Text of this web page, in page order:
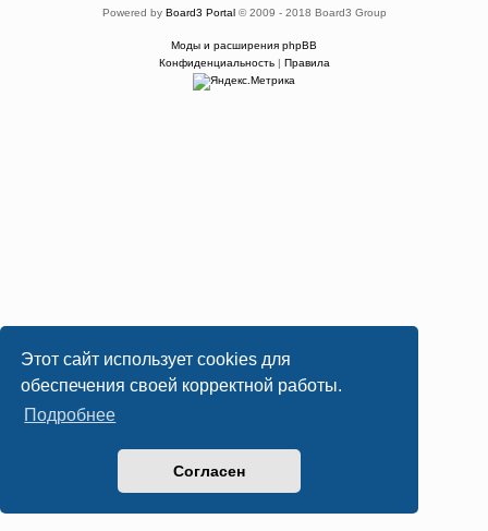
Этот сайт использует cookies для
обеспечения своей корректной работы.
Подробнее
Согласен
Powered by Board3 Portal© 2009 - 2018 Board3 Group
Моды и расширения phpBB
Конфиденциальность| Правила